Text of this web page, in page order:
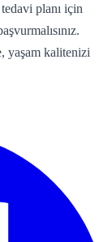
planı için
yaşam kalitenizi